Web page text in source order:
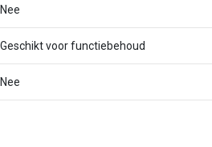
Nee
Geschikt voor functiebehoud
Nee